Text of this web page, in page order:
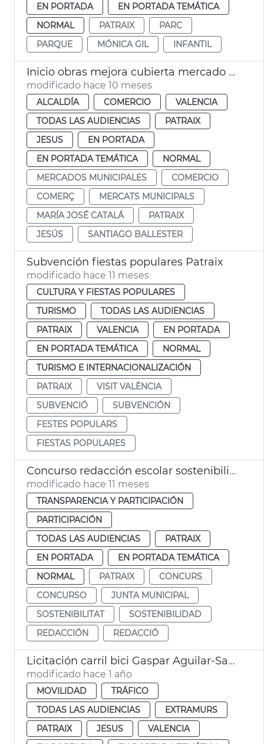
EN PORTADA
EN PORTADA TEMÁTICA
NORMAL
PATRAIX
PARC
PARQUE
MÓNICA GIL INFANTIL
Inicio obras mejora cubierta mercado Jesús València
modificado hace 10 meses
ALCALDÍA COMERCIO
VALENCIA
TODAS LAS AUDIENCIAS
PATRAIX
JESUS
EN PORTADA
EN PORTADA TEMÁTICA
NORMAL
MERCADOS MUNICIPALES
COMERCIO
COMERÇ
MERCATS MUNICIPALS
MARÍA JOSÉ CATALÁ
PATRAIX
JESÚS
SANTIAGO BALLESTER
Subvención fiestas populares Patraix
modificado hace 11 meses
CULTURA Y FIESTAS POPULARES
TURISMO
TODAS LAS AUDIENCIAS
PATRAIX
VALENCIA
EN PORTADA
EN PORTADA TEMÁTICA
NORMAL
TURISMO E INTERNACIONALIZACIÓN
PATRAIX
VISIT VALÈNCIA
SUBVENCIÓ
SUBVENCIÓN
FESTES POPULARS
FIESTAS POPULARES
Concurso redacción escolar sostenibilidad Junta Municipal Patraix
modificado hace 11 meses
TRANSPARENCIA Y PARTICIPACIÓN
PARTICIPACIÓN
TODAS LAS AUDIENCIAS
PATRAIX
EN PORTADA
EN PORTADA TEMÁTICA
NORMAL
PATRAIX
CONCURS
CONCURSO
JUNTA MUNICIPAL
SOSTENIBILITAT
SOSTENIBILIDAD
REDACCIÓN
REDACCIÓ
Licitación carril bici Gaspar Aguilar-Sant Vicent València
modificado hace 1 año
MOVILIDAD
TRÁFICO
TODAS LAS AUDIENCIAS
EXTRAMURS
PATRAIX
JESUS
VALENCIA